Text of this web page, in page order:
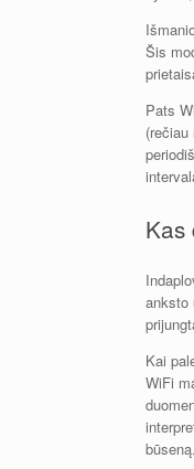
Šis
Pats
Kas
anksto
Kai
WiFi
būseną.